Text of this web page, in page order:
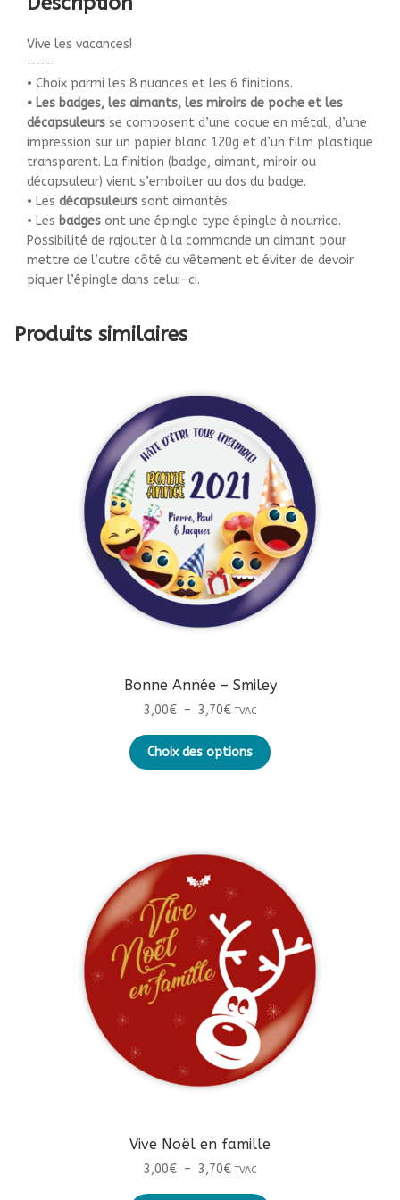
Vive les vacances!
———
• Choix parmi les 8 nuances et les 6 finitions.
• Les badges, les aimants, les miroirs de poche et les
décapsuleurs se composent d’une coque en métal, d’une
impression sur un papier blanc 120g et d’un film plastique
transparent. La finition (badge, aimant, miroir ou
décapsuleur) vient s’emboiter au dos du badge.
• Les décapsuleurs sont aimantés.
• Les badges ont une épingle type épingle à nourrice.
Possibilité de rajouter à la commande un aimant pour
mettre de l’autre côté du vêtement et éviter de devoir
piquer l’épingle dans celui-ci.
Produits similaires
Bonne Année – Smiley
3,00€ – 3,70€Plage
prix :
3,00€
TVAC
Choix des options
Ce
produit
peuvent
être
choisies
sur
la
page
produit
Vive Noël en famille
3,00€ – 3,70€Plage
TVAC